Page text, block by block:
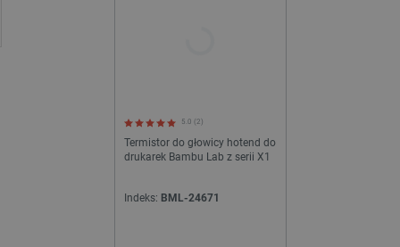
Termistor do głowicy hotend do
drukarek Bambu Lab z serii X1
5.0 (2)
Indeks: BML-24671